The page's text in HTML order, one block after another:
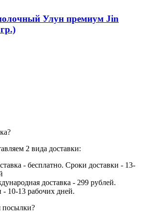
Улун премиум Jin
2 вида доставки:
- бесплатно. Сроки доставки - 13-
доставка - 299 рублей.
- 10-13 рабочих дней.
посылки?